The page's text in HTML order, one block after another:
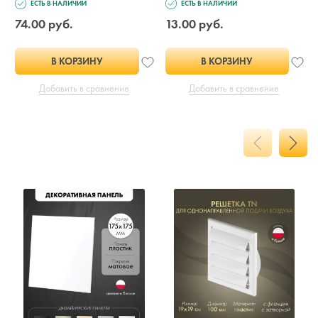
ЕСТЬ В НАЛИЧИИ
74.00 руб.
В КОРЗИНУ
Добавить в сравнение
ЕСТЬ В НАЛИЧИИ
13.00 руб.
В КОРЗИНУ
Добавить в сравнение